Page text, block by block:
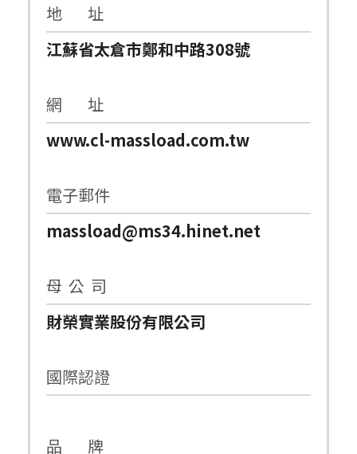
地 址
江蘇省太倉市鄭和中路308號
網 址
www.cl-massload.com.tw
電子郵件
massload@ms34.hinet.net
母 公 司
財榮實業股份有限公司
國際認證
品 牌